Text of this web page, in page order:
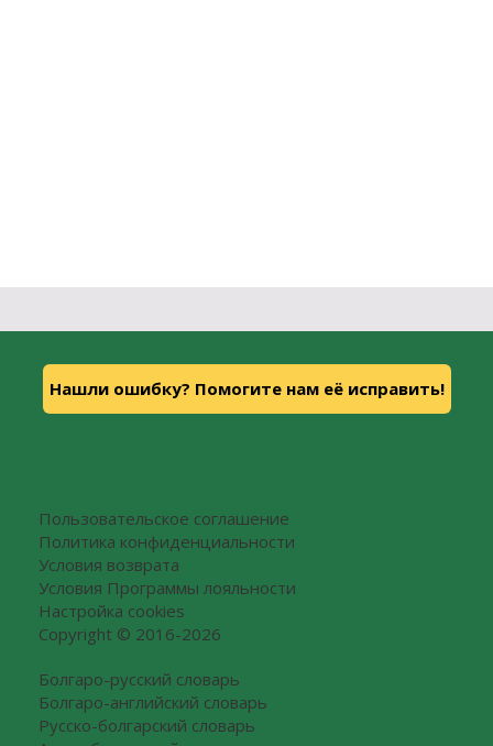
Нашли ошибку? Помогите нам её исправить!
Пользовательское соглашение
Политика конфиденциальности
Условия возврата
Условия Программы лояльности
Настройка cookies
Copyright © 2016-2026
Болгаро-русский словарь
Болгаро-английский словарь
Русско-болгарский словарь